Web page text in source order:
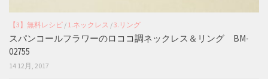
【3】無料レシピ / 1.ネックレス /3.リング
スパンコールフラワーのロココ調ネックレス＆リング BM-
02755
14 12月, 2017